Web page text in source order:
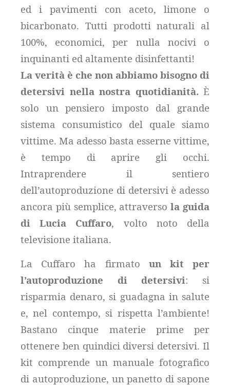
ed i pavimenti con aceto, limone o
bicarbonato. Tutti prodotti naturali al
100%, economici, per nulla nocivi o
inquinanti ed altamente disinfettanti!
La verità è che non abbiamo bisogno di
detersivi nella nostra quotidianità.È
solo un pensiero imposto dal grande
sistema consumistico del quale siamo
vittime. Ma adesso basta esserne vittime,
è tempo di aprire gli occhi.
Intraprendere il sentiero
dell’autoproduzione di detersivi è adesso
ancora più semplice, attraversola guida
di Lucia Cuffaro, volto noto della
televisione italiana.
La Cuffaro ha firmato un kit per
l’autoproduzione di detersivi: si
risparmia denaro, si guadagna in salute
e, nel contempo, si rispetta l’ambiente!
Bastano cinque materie prime per
ottenere ben quindici diversi detersivi. Il
kit comprende un manuale fotografico
di autoproduzione, un panetto di sapone